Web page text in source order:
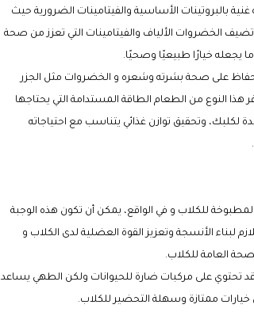
بالبروتينات الأساسية والفيتامينات الضرورية حيث
الخضروات الألياف والفيتامينات التي تعزز من صحة
يجعله خيارًا طبيعيًا وصحيًا.
على صحة بشرته وشعره و الخضروات مثل الجزر
هذا النوع من الطعام الطاقة المستدامة التي يحتاجها
وتحقيق توازن غذائي يتناسب مع احتياجاته
للكلاب و في الواقع، يمكن أن تكون هذه الوجبة
لبناء الأنسجة وتعزيز القوة العضلية لدى الكلاب و
العامة للكلاب.
تحتوي على مركبات ضارة للحيوانات ولكن الطهي يساعد
ممتازة وسهلة التحضير للكلاب.